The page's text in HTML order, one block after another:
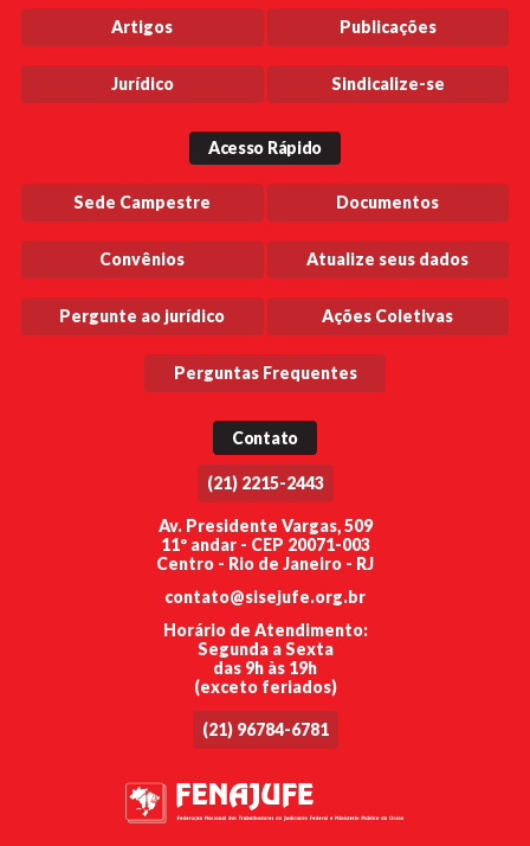
Artigos Publicações
Jurídico Sindicalize-se
Acesso Rápido
Sede Campestre Documentos
Convênios Atualize seus dados
Pergunte ao jurídico Ações Coletivas
Perguntas Frequentes
Contato
(21) 2215-2443
Av. Presidente Vargas, 509
11º andar - CEP 20071-003
Centro - Rio de Janeiro - RJ
contato@sisejufe.org.br
Horário de Atendimento:
Segunda a Sexta
das 9h às 19h
(exceto feriados)
(21) 96784-6781